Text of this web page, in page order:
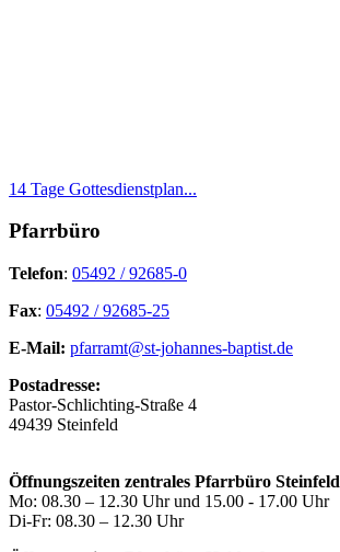
14 Tage Gottesdienstplan...
Pfarrbüro
Telefon: 05492 / 92685-0
Fax: 05492 / 92685-25
E-Mail: pfarramt@st-johannes-baptist.de
Postadresse:
Pastor-Schlichting-Straße 4
49439 Steinfeld
Öffnungszeiten zentrales Pfarrbüro Steinfeld
Mo: 08.30 – 12.30 Uhr und 15.00 - 17.00 Uhr
Di-Fr: 08.30 – 12.30 Uhr